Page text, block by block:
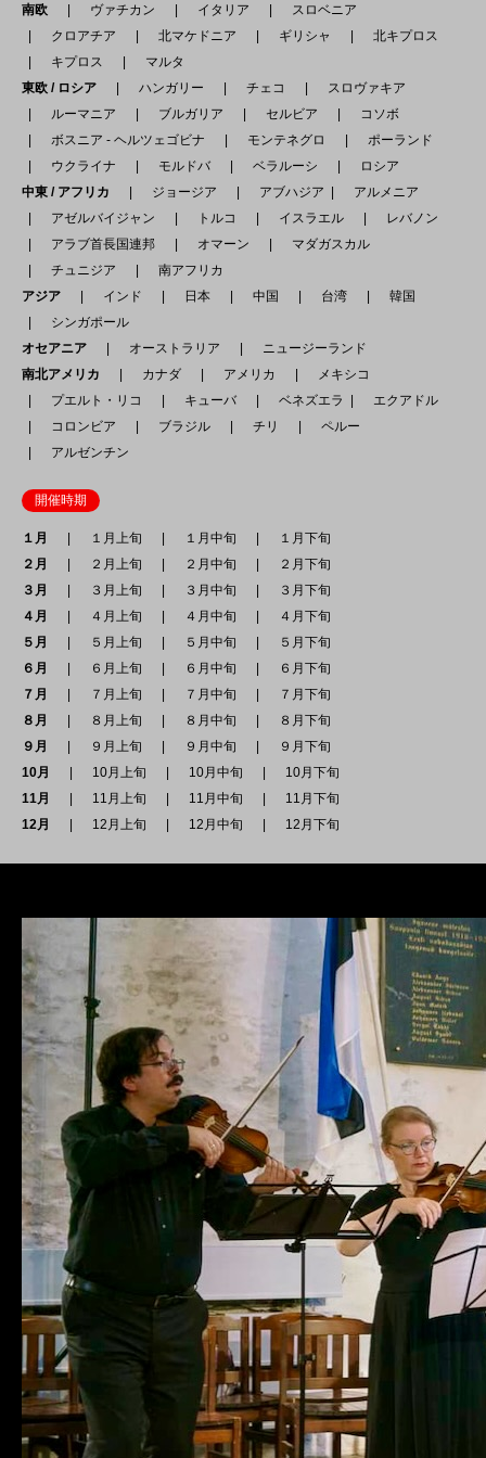
南欧
ヴァチカン イタリア
スロベニア
クロアチア
北マケドニア ギリシャ
北キプロス
キプロス
マルタ
東欧 / ロシア
ハンガリー チェコ
スロヴァキア
ルーマニア
ブルガリア セルビア
コソボ
ボスニア - ヘルツェゴビナ
モンテネグロ
ポーランド
ウクライナ
モルドバ ベラルーシ
ロシア
中東 / アフリカ
ジョージア アブハジア
アルメニア
アゼルバイジャン
トルコ イスラエル
レバノン
アラブ首長国連邦
オマーン
マダガスカル
チュニジア
南アフリカ
アジア
インド 日本 中国 台湾
韓国
シンガポール
オセアニア
オーストラリア
ニュージーランド
南北アメリカ
カナダ アメリカ
メキシコ
プエルト・リコ
キューバ ベネズエラ
エクアドル
コロンビア
ブラジル チリ
ペルー
アルゼンチン
開催時期
１月 １月上旬 １月中旬
１月下旬
２月
２月上旬 ２月中旬
２月下旬
３月
３月上旬 ３月中旬
３月下旬
４月
４月上旬 ４月中旬
４月下旬
５月
５月上旬 ５月中旬
５月下旬
６月
６月上旬 ６月中旬
６月下旬
７月
７月上旬 ７月中旬
７月下旬
８月
８月上旬 ８月中旬
８月下旬
９月
９月上旬 ９月中旬
９月下旬
10月
10月上旬 10月中旬
10月下旬
11月
11月上旬 11月中旬
11月下旬
12月
12月上旬 12月中旬 12月下旬